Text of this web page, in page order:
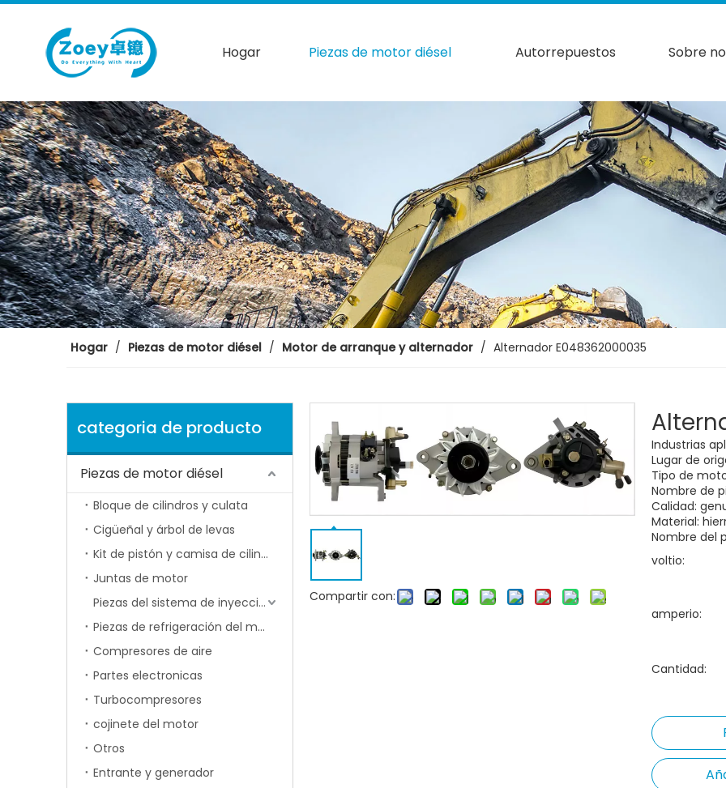
Hogar Piezas de motor diésel Autorrepuestos Sobre
Hogar / Piezas de motor diésel / Motor de arranque y alternador / Alternador E048362000035
categoria de producto
Piezas de motor diésel
Bloque de cilindros y culata
Cigüeñal y árbol de levas
Kit de pistón y camisa de cilindro
Juntas de motor
Piezas del sistema de inyección de combustible
Piezas de refrigeración del motor
Compresores de aire
Partes electronicas
Turbocompresores
cojinete del motor
Otros
Entrante y generador
Compartir con:
Industrias
Lugar de
Tipo de
Nombre de
Calidad:
Material:
Nombre del
voltio:
amperio:
Cantidad: